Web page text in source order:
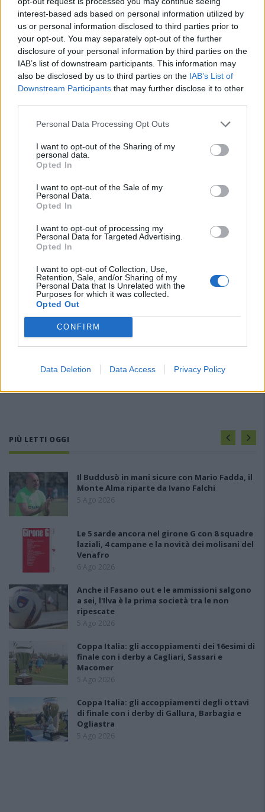
interest-based ads based on personal information utilized by
us or personal information disclosed to third parties prior to
your opt-out. You may separately opt-out of the further
disclosure of your personal information by third parties on the
IAB’s list of downstream participants. This information may
also be disclosed by us to third parties on the IAB’s List of
Downstream Participants that may further disclose it to other
Personal Data Processing Opt Outs
I want to opt-out of the Sharing of my
personal data.
Opted In
I want to opt-out of the Sale of my
Personal Data.
Opted In
I want to opt-out of processing my
Personal Data for Targeted Advertising.
Opted In
I want to opt-out of Collection, Use,
Retention, Sale, and/or Sharing of my
Personal Data that Is Unrelated with the
Purposes for which it was collected.
Opted Out
CONFIRM
Data Deletion Data Access Privacy Policy
PIÙ LETTI OGGI
Il Buddusò in mani sicure con Mario Fadda, il
Monte Alma riparte da Ivano Falchi
5 Ago 2026
Le 5 sarde ancora nel girone G con 8 squadre
laziali, 4 campane e la novità dei molisani del
Venafro
6 Ago 2026
Anche il Fasano out e le ammissioni salgono
a sei, l'Ilva è la prima società tra le non
ripescate
5 Ago 2026
Coppa Italia: gli accoppiamenti dei 16esimi di
finale con i derby a Cagliari, Sassari e
Macomer
5 Ago 2026
Coppa Italia: gli accoppiamenti degli ottavi
di finale con i derby di Gallura, Barbagia e
Ogliastra
5 Ago 2026